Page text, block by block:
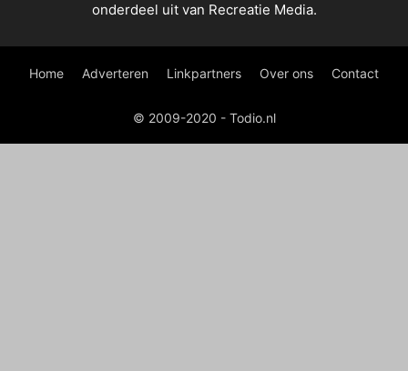
onderdeel uit van Recreatie Media.
Home Adverteren Linkpartners Over ons Contact
© 2009-2020 - Todio.nl